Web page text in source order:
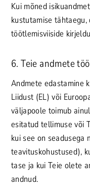
Kui mõned
kustutamise
töötlemisviiside
6. Teie andmete
Andmete edastamine
Liidust (EL) või
väljapoole toimub
esitatud tellimuse või
kui see on seadusega
teavituskohustused),
tase ja kui Teie olete
andnud.